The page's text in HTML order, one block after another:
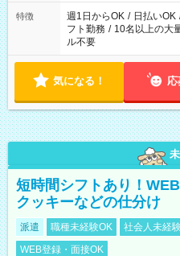
ください！
特徴 週1日からOK / 日払いOK
フト勤務 / 10名以上の大
ル不要
気になる！ 応
短時間シフトあり！
クッキーなどの仕分け
派遣 職種未経験OK 社会人未経
WEB登録・面接OK